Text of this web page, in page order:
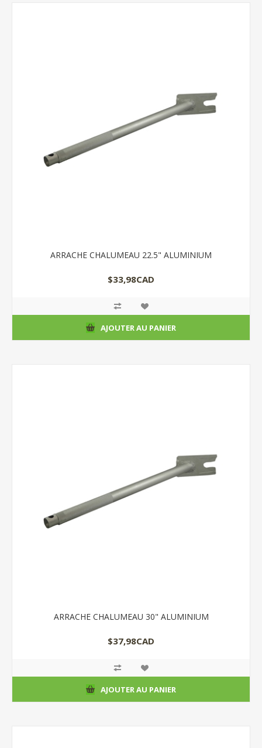
ARRACHE CHALUMEAU 22.5" ALUMINIUM
$33,98CAD
AJOUTER AU PANIER
ARRACHE CHALUMEAU 30" ALUMINIUM
$37,98CAD
AJOUTER AU PANIER